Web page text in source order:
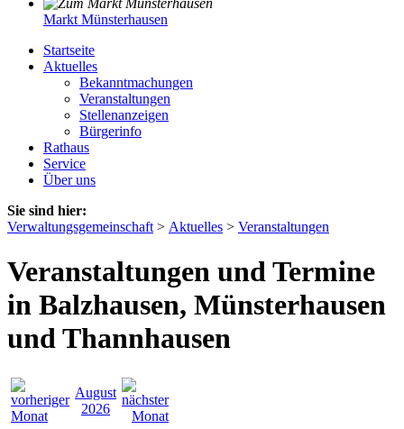
Markt Münsterhausen
Startseite
Aktuelles
Bekanntmachungen
Veranstaltungen
Stellenanzeigen
Bürgerinfo
Rathaus
Service
Über uns
Sie sind hier:
Verwaltungsgemeinschaft > Aktuelles > Veranstaltungen
Veranstaltungen und Termine
in Balzhausen, Münsterhausen
und Thannhausen
August
2026